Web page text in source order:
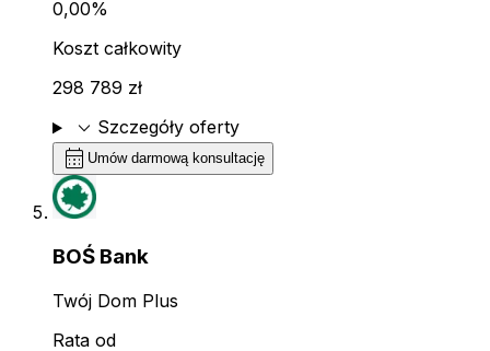
0,00%
Koszt całkowity
298 789 zł
expand_more Szczegóły oferty
calendar_month Umów darmową konsultację
BOŚ Bank
Twój Dom Plus
Rata od